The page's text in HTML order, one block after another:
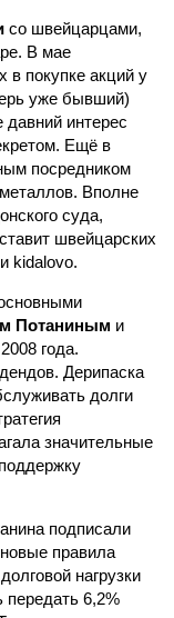
со швейцарцами,
В мае
в покупке акций у
уже бывший)
интерес
Ещё в
посредником
Вполне
суда,
швейцарских
kidalovo.
Потаниным и
года.
Дерипаска
долги
значительные
подписали
правила
нагрузки
передать 6,2%